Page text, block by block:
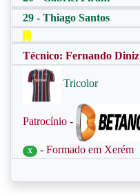
29 - Thiago Santos
Técnico: Fernando Diniz
Tricolor
Patrocínio -
X - Formado em Xerém